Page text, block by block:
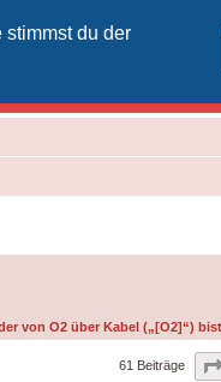
du derVodafone-
von O2 über Kabel („[O2]“)
61 Beiträge